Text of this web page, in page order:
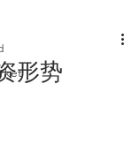
形势